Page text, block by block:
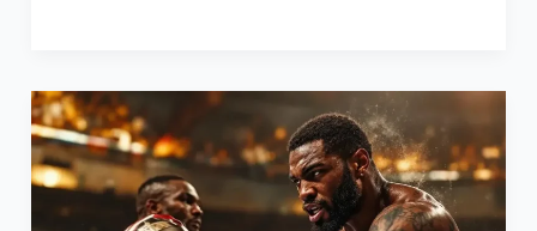
Terrel
Williams
:
Découvrez